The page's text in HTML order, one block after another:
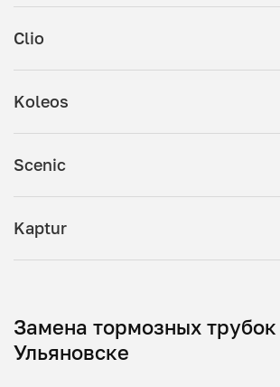
Clio
Koleos
Scenic
Kaptur
Замена тормозных
Ульяновске